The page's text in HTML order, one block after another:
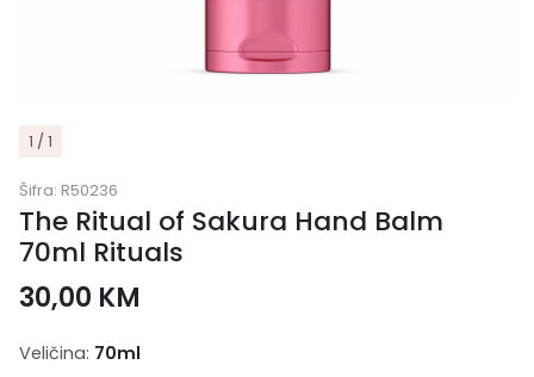
1 / 1
Šifra: R50236
The Ritual of Sakura Hand Balm
70ml Rituals
30,00 KM
Veličina: 70ml